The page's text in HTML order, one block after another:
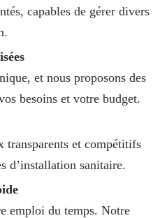
capables de gérer divers
et nous proposons des
besoins et votre budget.
transparents et compétitifs
d’installation sanitaire.
emploi du temps. Notre